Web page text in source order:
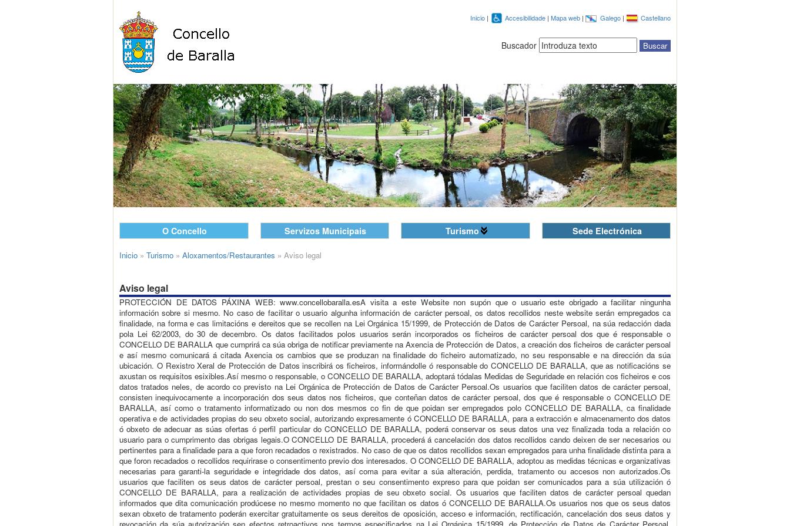
Inicio | Accesibilidade | Mapa web | Galego | Castellano
Buscador
O Concello Servizos Municipais Turismo Sede Electrónica
Inicio » Turismo » Aloxamentos/Restaurantes » Aviso legal
Aviso legal
PROTECCIÓN DE DATOS PÁXINA WEB: www.concellobaralla.esA visita a este Website non supón que o usuario este obrigado a facilitar ningunha
información sobre si mesmo. No caso de facilitar o usuario algunha información de carácter persoal, os datos recollidos neste website serán empregados ca
finalidade, na forma e cas limitacións e dereitos que se recollen na Lei Orgánica 15/1999, de Protección de Datos de Carácter Persoal, na súa redacción dada
pola Lei 62/2003, do 30 de decembro. Os datos facilitados polos usuarios serán incorporados os ficheiros de carácter persoal dos que é responsable o
CONCELLO DE BARALLA que cumprirá ca súa obriga de notificar previamente na Axencia de Protección de Datos, a creación dos ficheiros de carácter persoal
e así mesmo comunicará á citada Axencia os cambios que se produzan na finalidade do ficheiro automatizado, no seu responsable e na dirección da súa
ubicación. O Rexistro Xeral de Protección de Datos inscribirá os ficheiros, informándolle ó responsable do CONCELLO DE BARALLA, que as notificacións se
axustan os requisitos esixibles.Así mesmo o responsable, o CONCELLO DE BARALLA, adoptará tódalas Medidas de Seguridade en relación cos ficheiros e cos
datos tratados neles, de acordo co previsto na Lei Orgánica de Protección de Datos de Carácter Persoal.Os usuarios que faciliten datos de carácter persoal,
consisten inequivocamente a incorporación dos seus datos nos ficheiros, que conteñan datos de carácter persoal, dos que é responsable o CONCELLO DE
BARALLA, así como o tratamento informatizado ou non dos mesmos co fin de que poidan ser empregados polo CONCELLO DE BARALLA, ca finalidade
operativa e de actividades propias do seu obxeto social, autorizando expresamente ó CONCELLO DE BARALLA, para a extracción e almacenamento dos datos
ó obxeto de adecuar as súas ofertas ó perfil particular do CONCELLO DE BARALLA, poderá conservar os seus datos una vez finalizada toda a relación co
usuario para o cumprimento das obrigas legais.O CONCELLO DE BARALLA, procederá á cancelación dos datos recollidos cando deixen de ser necesarios ou
pertinentes para a finalidade para a que foron recadados o rexistrados. No caso de que os datos recollidos sexan empregados para unha finalidade distinta para a
que foron recadados o recollidos requirirase o consentimento previo dos interesados. O CONCELLO DE BARALLA, adoptou as medidas técnicas e organizativas
necesarias para garanti-la seguridade e integridade dos datos, así coma para evitar a súa alteración, perdida, tratamento ou accesos non autorizados.Os
usuarios que faciliten os seus datos de carácter persoal, prestan o seu consentimento expreso para que poidan ser comunicados para a súa utilización ó
CONCELLO DE BARALLA, para a realización de actividades propias de seu obxeto social. Os usuarios que faciliten datos de carácter persoal quedan
informados que dita comunicación prodúcese no mesmo momento no que facilitan os datos ó CONCELLO DE BARALLA.Os usuarios nos que os seus datos
sexan obxeto de tratamento poderán exercitar gratuitamente os seus dereitos de oposición, acceso e información, rectificación, cancelación dos seus datos y